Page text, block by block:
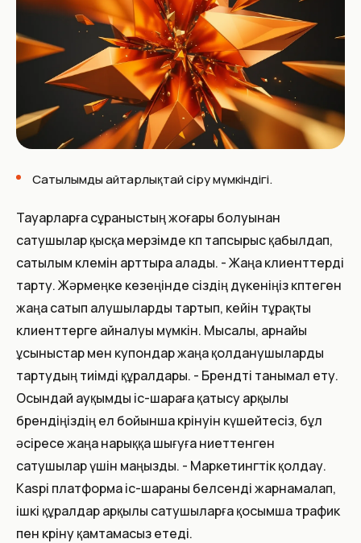
Сатылымды айтарлықтай өсіру мүмкіндігі.
Тауарларға сұраныстың жоғары болуынан
сатушылар қысқа мерзімде көп тапсырыс қабылдап,
сатылым көлемін арттыра алады. - Жаңа клиенттерді
тарту. Жәрмеңке кезеңінде сіздің дүкеніңіз көптеген
жаңа сатып алушыларды тартып, кейін тұрақты
клиенттерге айналуы мүмкін. Мысалы, арнайы
ұсыныстар мен купондар жаңа қолданушыларды
тартудың тиімді құралдары. - Брендті танымал ету.
Осындай ауқымды іс-шараға қатысу арқылы
брендіңіздің ел бойынша көрінуін күшейтесіз, бұл
әсіресе жаңа нарыққа шығуға ниеттенген
сатушылар үшін маңызды. - Маркетингтік қолдау.
Kaspi платформа іс-шараны белсенді жарнамалап,
ішкі құралдар арқылы сатушыларға қосымша трафик
пен көріну қамтамасыз етеді.